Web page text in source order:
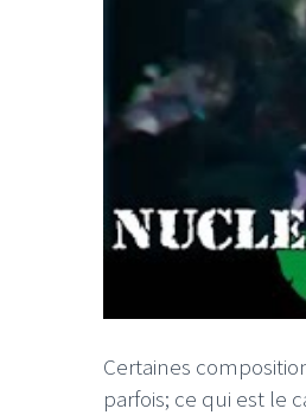
Certaines
parfois; ce qui est le